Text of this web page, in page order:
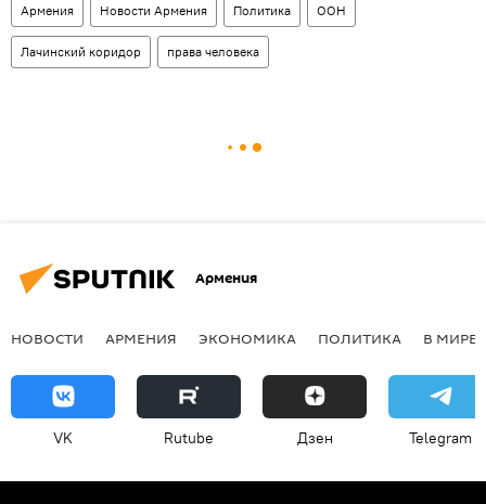
Армения Новости Армения Политика ООН
Лачинский коридор права человека
Армения
НОВОСТИ АРМЕНИЯ ЭКОНОМИКА ПОЛИТИКА В МИРЕ
VK Rutube Дзен Telegram